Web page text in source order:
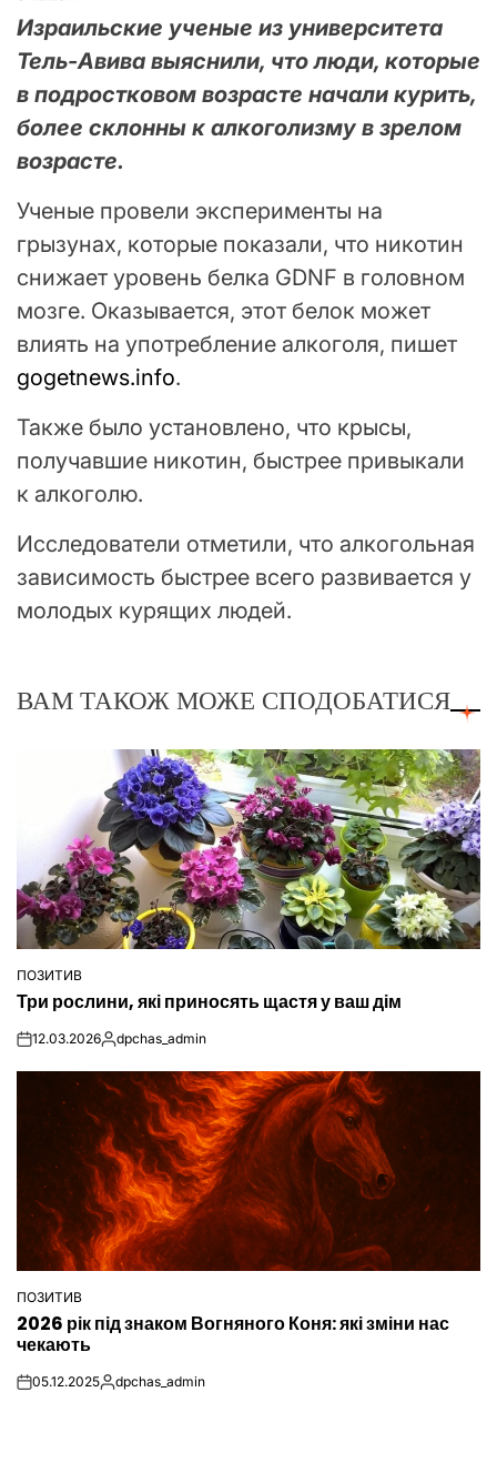
Израильские ученые из университета
Тель-Авива выяснили, что люди, которые
в подростковом возрасте начали курить,
более склонны к алкоголизму в зрелом
возрасте.
Ученые провели эксперименты на
грызунах, которые показали, что никотин
снижает уровень белка GDNF в головном
мозге. Оказывается, этот белок может
влиять на употребление алкоголя, пишет
gogetnews.info.
Также было установлено, что крысы,
получавшие никотин, быстрее привыкали
к алкоголю.
Исследователи отметили, что алкогольная
зависимость быстрее всего развивается у
молодых курящих людей.
ВАМ ТАКОЖ МОЖЕ СПОДОБАТИСЯ
ОПУБЛІКУВАТИ
ПОЗИТИВ
Три рослини, які приносять щастя у ваш дім
on12.03.2026Опубліковано
dpchas_admin
ОПУБЛІКУВАТИ
У
ПОЗИТИВ
2026 рік під знаком Вогняного Коня: які зміни нас
чекають
on05.12.2025Опубліковано
dpchas_admin